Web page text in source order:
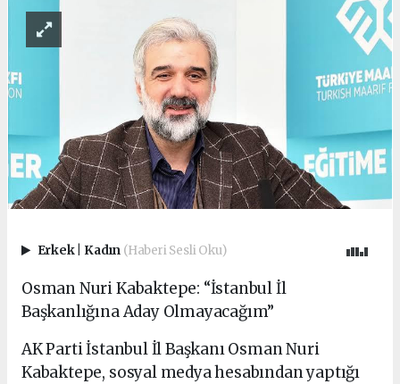
Erkek Kadın (Haberi Sesli Oku)
Osman Nuri Kabaktepe: “İstanbul İl
Başkanlığına Aday Olmayacağım”
AK Parti İstanbul İl Başkanı Osman Nuri
Kabaktepe, sosyal medya hesabından yaptığı